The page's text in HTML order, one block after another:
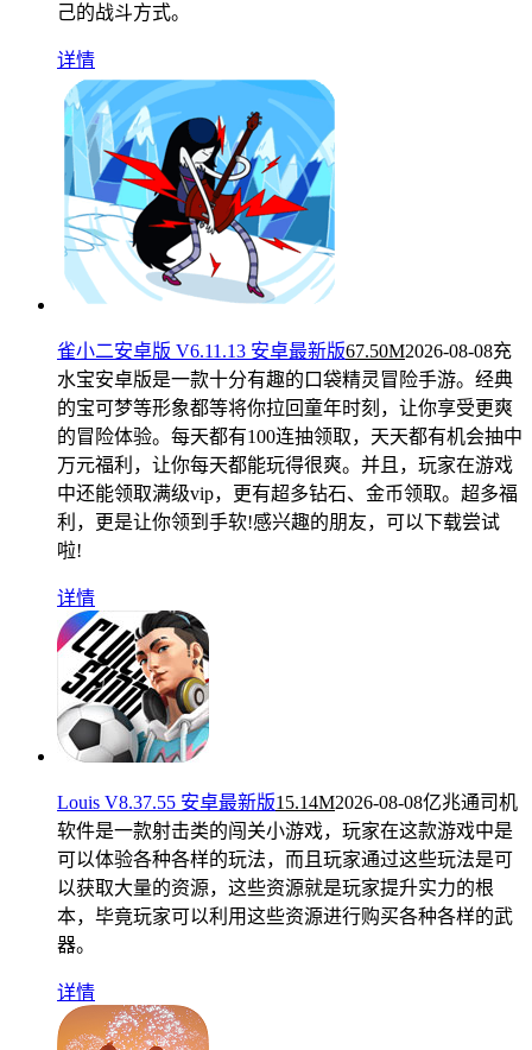
己的战斗方式。
详情
雀小二安卓版 V6.11.13 安卓最新版67.50M2026-08-08充
水宝安卓版是一款十分有趣的口袋精灵冒险手游。经典
的宝可梦等形象都等将你拉回童年时刻，让你享受更爽
的冒险体验。每天都有100连抽领取，天天都有机会抽中
万元福利，让你每天都能玩得很爽。并且，玩家在游戏
中还能领取满级vip，更有超多钻石、金币领取。超多福
利，更是让你领到手软!感兴趣的朋友，可以下载尝试
啦!
详情
Louis V8.37.55 安卓最新版15.14M2026-08-08亿兆通司机
软件是一款射击类的闯关小游戏，玩家在这款游戏中是
可以体验各种各样的玩法，而且玩家通过这些玩法是可
以获取大量的资源，这些资源就是玩家提升实力的根
本，毕竟玩家可以利用这些资源进行购买各种各样的武
器。
详情